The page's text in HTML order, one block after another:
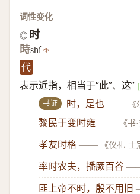
词性变化
◎ 时
時shí
代
表示近指，相当于“此”、这”
书证 时，是也 —— 《
黎民于变时雍 —— 《书
孝友时格 —— 《仪礼·士
率时农夫，播厥百谷
匪上帝不时，殷不用旧